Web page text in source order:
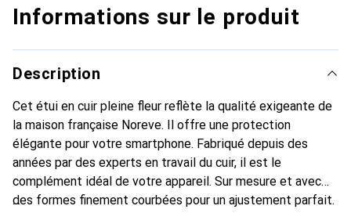
Informations sur le produit
Description
Cet étui en cuir pleine fleur reflète la qualité exigeante de
la maison française Noreve. Il offre une protection
élégante pour votre smartphone. Fabriqué depuis des
années par des experts en travail du cuir, il est le
complément idéal de votre appareil. Sur mesure et avec
des formes finement courbées pour un ajustement parfait.